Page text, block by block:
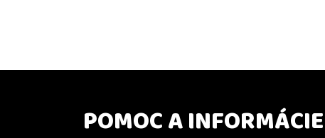
POMOC A INFORMÁCIE